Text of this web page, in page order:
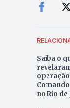
Saiba o
no Rio de